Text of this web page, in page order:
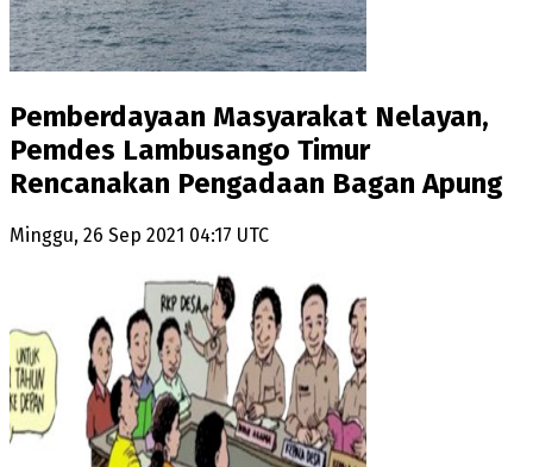
Pemberdayaan Masyarakat Nelayan,
Pemdes Lambusango Timur
Rencanakan Pengadaan Bagan Apung
Minggu, 26 Sep 2021 04:17 UTC